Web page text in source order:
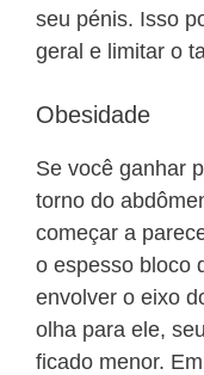
seu pénis. Isso
geral e limitar o
Obesidade
Se você ganhar
torno do
começar a
o espesso bloco
envolver o eixo
olha para ele,
ficado menor.